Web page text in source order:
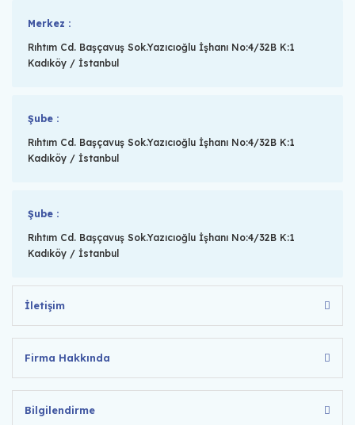
Merkez :
Rıhtım Cd. Başçavuş Sok.Yazıcıoğlu İşhanı No:4/32B K:1
Kadıköy / İstanbul
Şube :
Rıhtım Cd. Başçavuş Sok.Yazıcıoğlu İşhanı No:4/32B K:1
Kadıköy / İstanbul
Şube :
Rıhtım Cd. Başçavuş Sok.Yazıcıoğlu İşhanı No:4/32B K:1
Kadıköy / İstanbul
İletişim
Firma Hakkında
Bilgilendirme